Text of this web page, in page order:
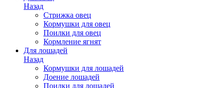
Назад
Стрижка овец
Кормушки для овец
Поилки для овец
Кормление ягнят
Для лошадей
Назад
Кормушки для лошадей
Доение лошадей
Поилки для лошадей